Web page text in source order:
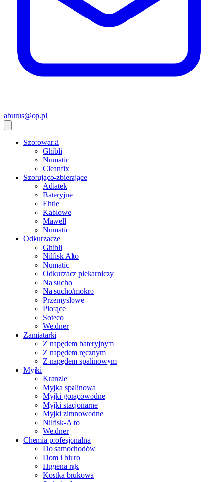
aburus@op.pl
Szorowarki
Ghibli
Numatic
Cleanfix
Szorująco-zbierające
Adiatek
Bateryjne
Ehrle
Kablowe
Mawell
Numatic
Odkurzacze
Ghibli
Nilfisk Alto
Numatic
Odkurzacz piekarniczy
Na sucho
Na sucho/mokro
Przemysłowe
Piorące
Soteco
Weidner
Zamiatarki
Z napędem bateryjnym
Z napędem ręcznym
Z napędem spalinowym
Myjki
Kranzle
Myjka spalinowa
Myjki gorącowodne
Myjki stacjonarne
Myjki zimnowodne
Nilfisk-Alto
Weidner
Chemia profesjonalna
Do samochodów
Dom i biuro
Higiena rąk
Kostka brukowa